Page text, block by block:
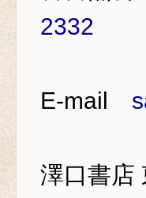
2332
E-mail
澤口書店